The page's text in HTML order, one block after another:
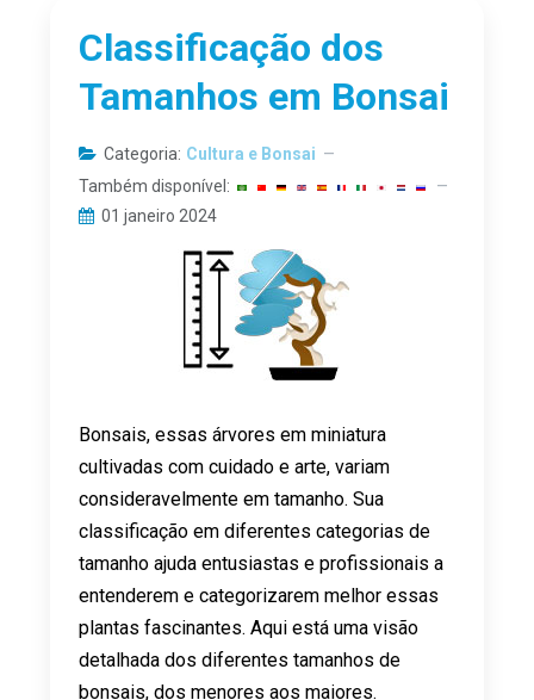
Русский
Classificação dos
Tamanhos em Bonsai
Categoria: Cultura e Bonsai
Também disponível:
01 janeiro 2024
Bonsais, essas árvores em miniatura
cultivadas com cuidado e arte, variam
consideravelmente em tamanho. Sua
classificação em diferentes categorias de
tamanho ajuda entusiastas e profissionais a
entenderem e categorizarem melhor essas
plantas fascinantes. Aqui está uma visão
detalhada dos diferentes tamanhos de
bonsais, dos menores aos maiores.